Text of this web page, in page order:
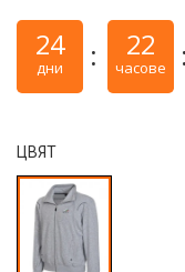
24
дни
22
часове
ЦВЯТ